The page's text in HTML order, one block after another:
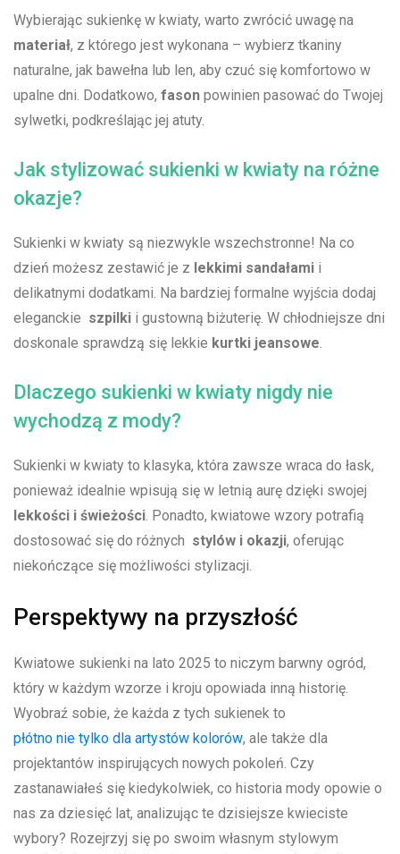
Wybierając sukienkę ‌w ⁣kwiaty, warto zwrócić uwagę na
materiał, z którego jest wykonana – wybierz tkaniny​
naturalne, jak bawełna lub len, ⁤aby czuć się komfortowo w
‌upalne dni.⁣ Dodatkowo, fason powinien ⁢pasować do Twojej
sylwetki, podkreślając jej atuty.
Jak ‍stylizować sukienki w kwiaty na różne
⁣okazje?
Sukienki w kwiaty są niezwykle‍ wszechstronne! Na⁣ co‌
dzień możesz‍ zestawić‌ je z lekkimi ⁣sandałami i
‍delikatnymi dodatkami. Na bardziej formalne​ wyjścia dodaj
eleganckie ‍ szpilki i gustowną biżuterię. W chłodniejsze dni
doskonale sprawdzą się ⁢lekkie kurtki jeansowe.
Dlaczego sukienki w kwiaty nigdy nie
wychodzą z mody?
Sukienki w kwiaty to klasyka, ⁣która zawsze wraca​ do łask,
ponieważ idealnie wpisują się w letnią ​aurę dzięki swojej
lekkości i świeżości. Ponadto, kwiatowe‍ wzory potrafią
dostosować się do różnych ⁢ stylów‍ i ⁣okazji, oferując
niekończące się ​możliwości stylizacji.
Perspektywy na⁢ przyszłość
Kwiatowe sukienki na lato 2025 to niczym ​barwny⁣ ogród,
który w‍ każdym wzorze i kroju opowiada ​inną historię.
⁢Wyobraź sobie, że każda z‌ tych sukienek to
płótno‌ nie tylko dla artystów kolorów, ale także dla
projektantów⁣ inspirujących nowych pokoleń. Czy
zastanawiałeś się kiedykolwiek, co historia mody opowie o
‌nas za dziesięć lat,⁢ analizując te⁢ dzisiejsze kwieciste
wybory? Rozejrzyj się po ​swoim własnym stylowym ​